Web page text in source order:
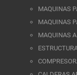
MAQUINAS
MAQUINAS
MAQUINAS